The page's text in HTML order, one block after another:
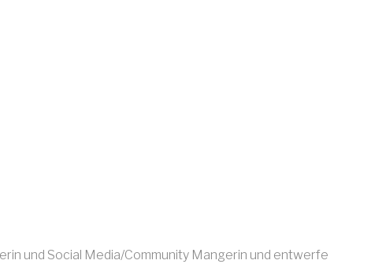
und Social Media/Community Mangerin und entwerfe